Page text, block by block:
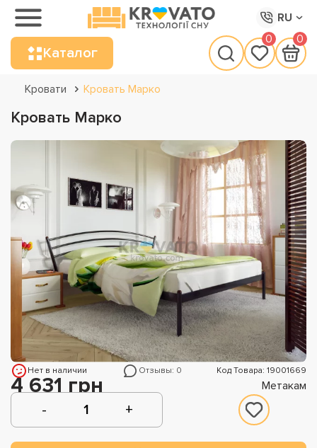
RU
Каталог
0 0
Кровати Кровать Марко
Кровать Марко
Нет в наличии Отзывы: 0 Код Товара: 19001669
4 631 грн Метакам